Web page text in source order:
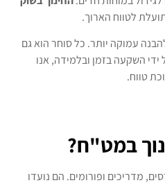
לטווח הארוך.
להבנה עמוקה יותר. כל סוחר הוא גם
השקעה בזמן ובלמידה, אנו
טווח.
במט"ח?
מדריכים ופורומים. הם נועדו